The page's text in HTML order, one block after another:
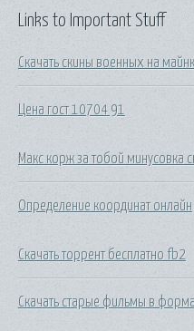
Links to Important Stuff
Скачать скины военных на
Цена гост 10704 91
Макс корж за тобой минусовка
Определение координат онлайн
Скачать торрент бесплатно fb2
Скачать старые фильмы в